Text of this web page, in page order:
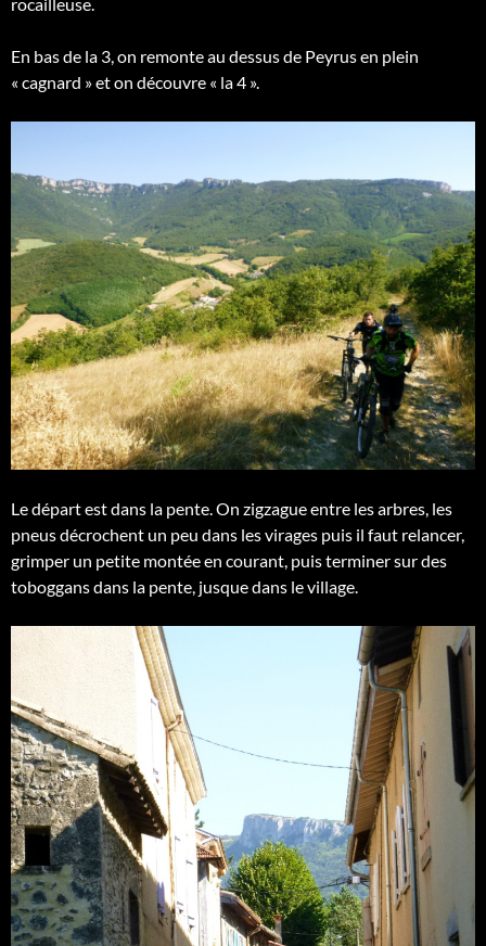
En bas de la 3, on remonte au dessus de Peyrus en plein
« cagnard » et on découvre « la 4 ».
Le départ est dans la pente. On zigzague entre les arbres, les
pneus décrochent un peu dans les virages puis il faut relancer,
grimper un petite montée en courant, puis terminer sur des
toboggans dans la pente, jusque dans le village.